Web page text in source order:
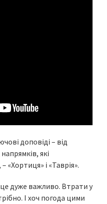
доповіді – від
які
«Хортиця» і «Таврія».
це дуже важливо. Втрати у
І хоч погода цими